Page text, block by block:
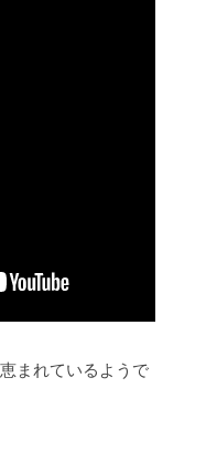
まれているようで